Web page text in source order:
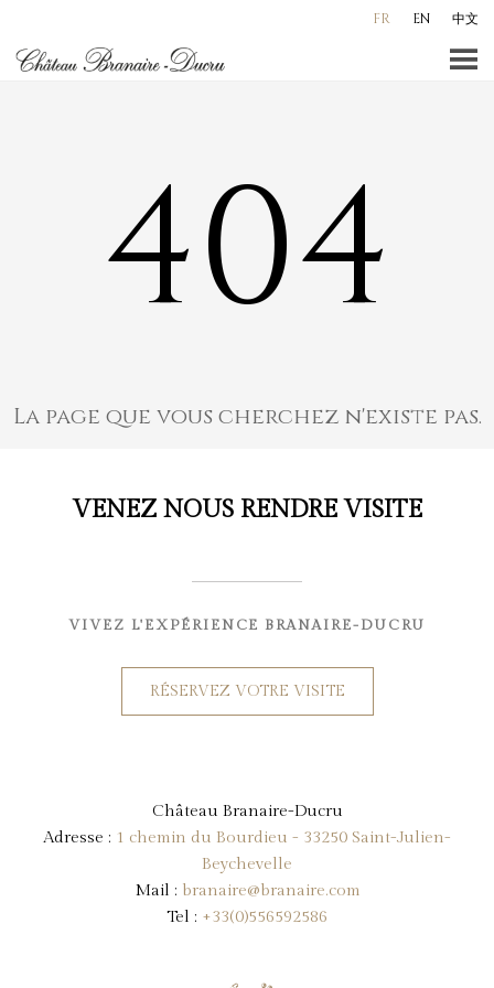
contenu
FR EN 中文
404
La page que vous cherchez n'existe pas.
VENEZ NOUS RENDRE VISITE
VIVEZ L'EXPÉRIENCE BRANAIRE-DUCRU
RÉSERVEZ VOTRE VISITE
Château Branaire-Ducru
Adresse : 1 chemin du Bourdieu - 33250 Saint-Julien-
Beychevelle
Mail : branaire@branaire.com
Tel : +33(0)556592586